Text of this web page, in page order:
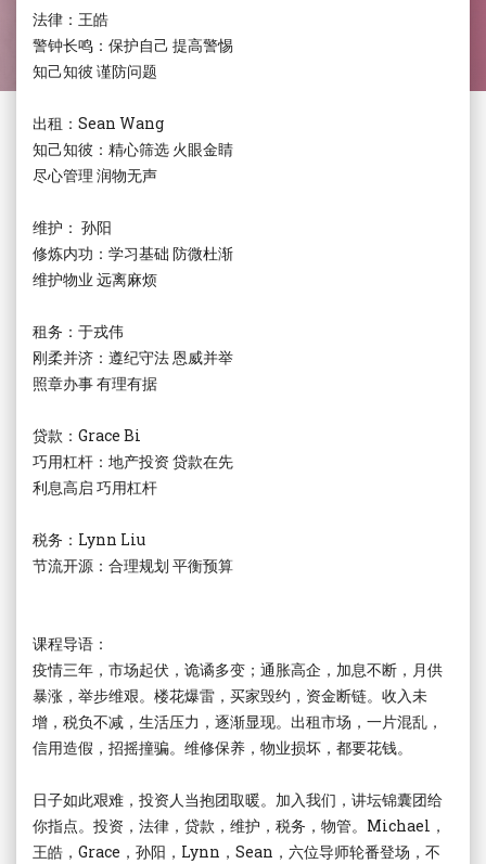
法律：王皓
警钟长鸣：保护自己 提高警惕
知己知彼 谨防问题
出租：Sean Wang
知己知彼：精心筛选 火眼金睛
尽心管理 润物无声
维护： 孙阳
修炼内功：学习基础 防微杜渐
维护物业 远离麻烦
租务：于戎伟
刚柔并济：遵纪守法 恩威并举
照章办事 有理有据
贷款：Grace Bi
巧用杠杆：地产投资 贷款在先
利息高启 巧用杠杆
税务：Lynn Liu
节流开源：合理规划 平衡预算
课程导语：
疫情三年，市场起伏，诡谲多变；通胀高企，加息不断，月供
暴涨，举步维艰。楼花爆雷，买家毁约，资金断链。收入未
增，税负不减，生活压力，逐渐显现。出租市场，一片混乱，
信用造假，招摇撞骗。维修保养，物业损坏，都要花钱。
日子如此艰难，投资人当抱团取暖。加入我们，讲坛锦囊团给
你指点。投资，法律，贷款，维护，税务，物管。Michael，
王皓，Grace，孙阳，Lynn，Sean，六位导师轮番登场，不